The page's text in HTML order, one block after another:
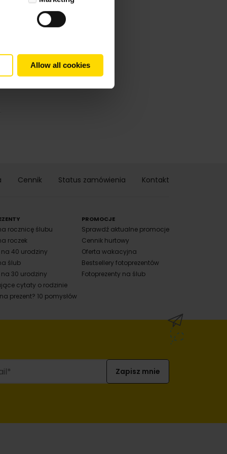
Allow all cookies
Cennik Status zamówienia Kontakt
rocznicę ślubu
roczek
na 40 urodziny
ślub
na 30 urodziny
cytaty o rodzinie
prezent? 10 pomysłów
PROMOCJE
Sprawdź aktualne promocje
Cennik hurtowy
Oferta wakacyjna
Bestsellery fotoprezentów
Fotoprezenty na ślub